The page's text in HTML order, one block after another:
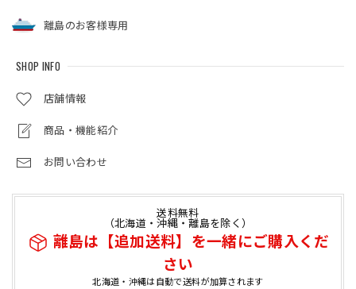
離島のお客様専用
SHOP INFO
店舗情報
商品・機能紹介
お問い合わせ
送料無料
（北海道・沖縄・離島を除く）
離島は【追加送料】を一緒にご購入くだ
さい
北海道・沖縄は自動で送料が加算されます